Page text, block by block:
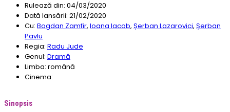
Rulează din: 04/03/2020
Dată lansării: 21/02/2020
Cu: Bogdan Zamfir, Ioana Iacob, Șerban Lazarovici, Șerban
Pavlu
Regia: Radu Jude
Genul: Dramă
Limba: română
Cinema:
Sinopsis